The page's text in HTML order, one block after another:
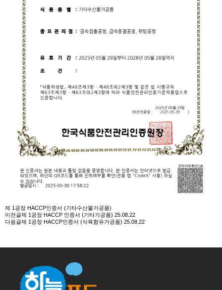
제 1공장 HACCP인증서 (기타수산물가공품)
이전글제 1공장 HACCP 인증서 (기타가공품) 25.08.22
다음글제 1공장 HACCP인증서 (식육함유가공품) 25.08.22